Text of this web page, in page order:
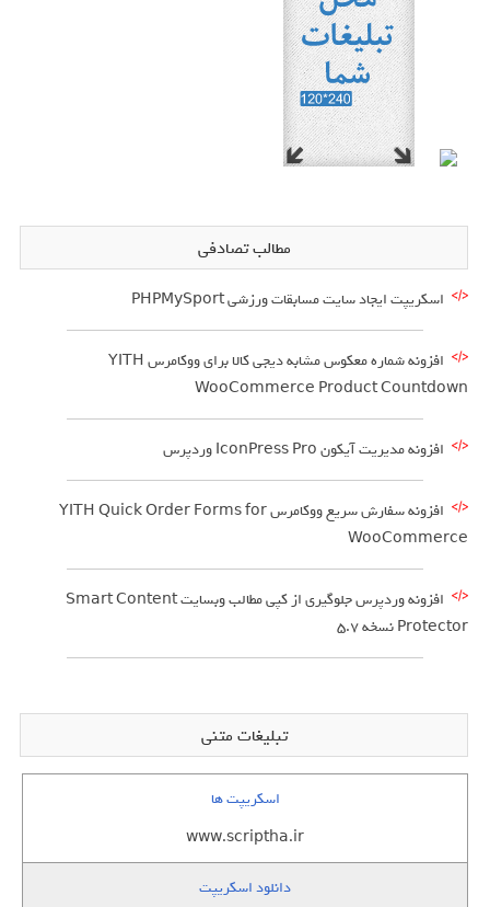
مطالب تصادفی
اسکریپت ایجاد سایت مسابقات ورزشی PHPMySport
افزونه شماره معکوس مشابه دیجی کالا برای ووکامرس YITH
WooCommerce Product Countdown
افزونه مدیریت آیکون IconPress Pro وردپرس
افزونه سفارش سریع ووکامرس YITH Quick Order Forms for
WooCommerce
افزونه وردپرس جلوگیری از کپی مطالب وبسایت Smart Content
Protector نسخه 5.7
تبلیغات متنی
اسکریپت ها
www.scriptha.ir
دانلود اسکریپت